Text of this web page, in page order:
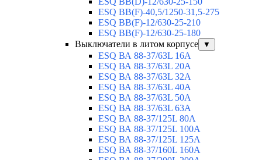
ESQ ВВ(F)-40,5/1250-31,5-275
ESQ ВВ(F)-12/630-25-210
ESQ ВВ(F)-12/630-25-180
Выключатели в литом корпусе
▼
ESQ ВА 88-37/63L 16A
ESQ ВА 88-37/63L 20A
ESQ ВА 88-37/63L 32A
ESQ ВА 88-37/63L 40A
ESQ ВА 88-37/63L 50A
ESQ ВА 88-37/63L 63A
ESQ ВА 88-37/125L 80A
ESQ ВА 88-37/125L 100A
ESQ ВА 88-37/125L 125A
ESQ ВА 88-37/160L 160A